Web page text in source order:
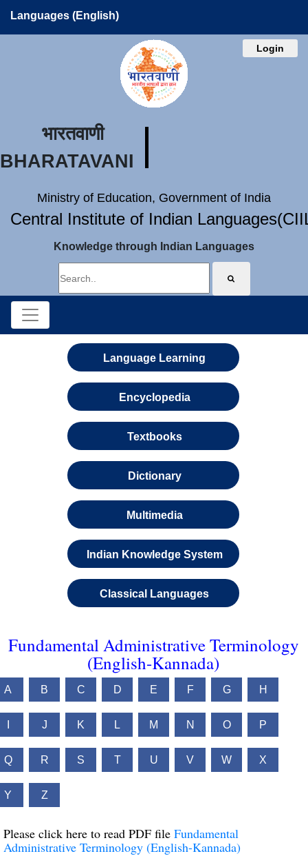
Languages (English)
Login
भारतवाणी
BHARATAVANI
Ministry of Education, Government of India
Central Institute of Indian
Knowledge through Indian Languages
Language Learning
Encyclopedia
Textbooks
Dictionary
Multimedia
Indian Knowledge System
Classical Languages
Fundamental Administrative Terminology
(English-Kannada)
A B C D E F G H
J K L M N O P
Q R S T U V W X
Y Z
Please click here to read PDF file Fundamental
Administrative Terminology (English-Kannada)